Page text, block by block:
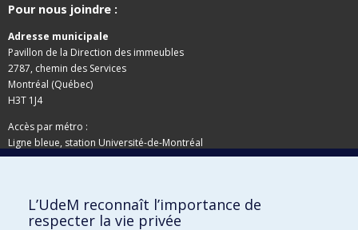
Pour nous joindre :
Adresse municipale
Pavillon de la Direction des immeubles
2787, chemin des Services
Montréal (Québec)
H3T 1J4
Accès par métro :
Ligne bleue, station Université-de-Montréal
Pavillon de la Direction des immeubles
C.P. 6128, succursale Centre-ville
L’UdeM reconnaît l’importance de
respecter la vie privée